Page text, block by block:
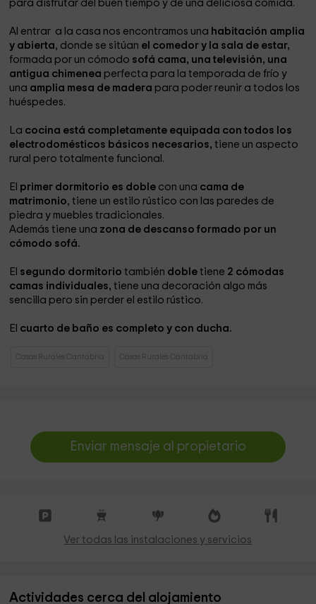
para disfrutar del buen tiempo y de una deliciosa comida.
Al entrar a la casa nos encontramos una habitación amplia
y abierta, donde se sitúan el comedor y la sala de estar,
formada por un cómodo sofá cama, una televisión, una
antigua chimenea perfecta para la temporada de frío y
una amplia mesa de madera para poder reunir a todos los
huéspedes.
La cocina está completamente equipada con todos los
electrodomésticos básicos necesarios,tiene un aspecto
rural pero totalmente funcional.
El primer dormitorio es doble con una cama de
matrimonio, tiene un estilo rústico con las paredes de
piedra y muebles tradicionales.
Además tiene una zona de descanso formado por un
cómodo sofá.
El segundo dormitorio también dobletiene 2 cómodas
camas individuales, tiene una decoración algo más
sencilla pero sin perder el estilo rústico.
El cuarto de baño es completo y con ducha.
Casas Rurales Cantabria Casas Rurales Cantabria
Enviar mensaje al propietario
Ver todas las instalaciones y servicios
Actividades cerca del alojamiento